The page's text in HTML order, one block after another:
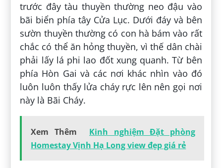
trước đây tàu thuyền thường neo đậu vào
bãi biển phía tây Cửa Lục. Dưới đáy và bên
sườn thuyền thường có con hà bám vào rất
chắc có thể ăn hỏng thuyền, vì thế dân chài
phải lấy lá phi lao đốt xung quanh. Từ bên
phía Hòn Gai và các nơi khác nhìn vào đó
luôn luôn thấy lửa cháy rực lên nên gọi nơi
này là Bãi Cháy.
Xem Thêm
Kinh nghiệm Đặt phòng
Homestay Vịnh Hạ Long view đẹp giá rẻ